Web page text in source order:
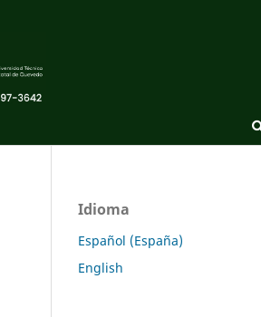
Idioma
Español (España)
English